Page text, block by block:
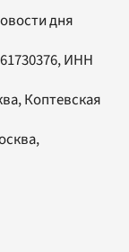
дня
ИНН
Коптевская
,